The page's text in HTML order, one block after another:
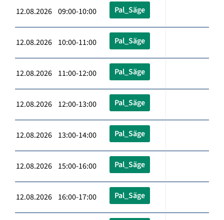
12.08.2026 09:00-10:00 Pal_Säge
12.08.2026 10:00-11:00 Pal_Säge
12.08.2026 11:00-12:00 Pal_Säge
12.08.2026 12:00-13:00 Pal_Säge
12.08.2026 13:00-14:00 Pal_Säge
12.08.2026 15:00-16:00 Pal_Säge
12.08.2026 16:00-17:00 Pal_Säge